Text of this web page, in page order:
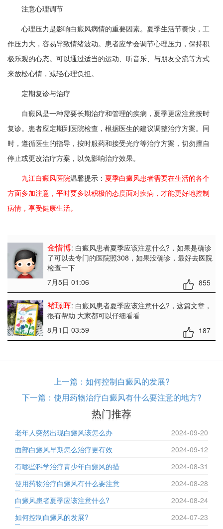
注意心理调节
心理压力是影响白癜风病情的重要因素。夏季生活节奏快，工
作压力大，容易导致情绪波动。患者应学会调节心理压力，保持积
极乐观的心态。可以通过适当的运动、听音乐、与朋友交流等方式
来放松心情，减轻心理负担。
定期复诊与治疗
白癜风是一种需要长期治疗和管理的疾病，夏季更应注意按时
复诊。患者应定期到医院检查，根据医生的建议调整治疗方案。同
时，遵循医生的指导，按时服药和接受光疗等治疗方案，切勿擅自
停止或更改治疗方案，以免影响治疗效果。
九江白癜风医院温馨提示： 夏季白癜风患者需要在生活的各个
方面多加注意，平时要多以积极的态度面对疾病，才能更好地控制
病情，享受健康生活。
金惜博: 白癜风患者夏季应该注意什么? ，如果是确诊
了可以去专门的医院照308，如果没确诊，最好去医院
检查一下
7月5日 01:06
855
褚璟晖: 白癜风患者夏季应该注意什么? ，这篇文章，
很有帮助 大家都可以仔细看看
8月1日 03:59
187
上一篇： 如何控制白癜风的发展?
下一篇： 使用药物治疗白癜风有什么要注意的地方?
热门推荐
老年人突然出现白癜风该怎么办
2024-09-20
面部白癜风早期怎么治疗更有效
2024-09-12
有哪些科学治疗青少年白癜风的措
2024-08-31
使用药物治疗白癜风有什么要注意
2024-08-28
白癜风患者夏季应该注意什么?
2024-08-24
如何控制白癜风的发展?
2024-07-23